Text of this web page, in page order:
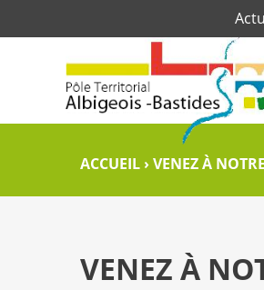
ACCUEIL ›VENEZ À
VENEZ À